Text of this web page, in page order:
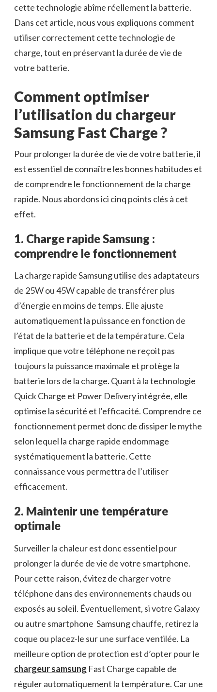
VIE
DE
BATTERIE
cette technologie abîme réellement la batterie.
Dans cet article, nous vous expliquons comment
utiliser correctement cette technologie de
charge, tout en préservant la durée de vie de
votre batterie.
Comment optimiser
l’utilisation du chargeur
Samsung Fast Charge ?
Pour prolonger la durée de vie de votre batterie, il
est essentiel de connaître les bonnes habitudes et
de comprendre le fonctionnement de la charge
rapide. Nous abordons ici cinq points clés à cet
effet.
1. Charge rapide Samsung :
comprendre le fonctionnement
La charge rapide Samsung utilise des adaptateurs
de 25W ou 45W capable de transférer plus
d’énergie en moins de temps. Elle ajuste
automatiquement la puissance en fonction de
l’état de la batterie et de la température. Cela
implique que votre téléphone ne reçoit pas
toujours la puissance maximale et protège la
batterie lors de la charge. Quant à la technologie
Quick Charge et Power Delivery intégrée, elle
optimise la sécurité et l’efficacité. Comprendre ce
fonctionnement permet donc de dissiper le mythe
selon lequel la charge rapide endommage
systématiquement la batterie. Cette
connaissance vous permettra de l’utiliser
efficacement.
2. Maintenir une température
optimale
Surveiller la chaleur est donc essentiel pour
prolonger la durée de vie de votre smartphone.
Pour cette raison, évitez de charger votre
téléphone dans des environnements chauds ou
exposés au soleil. Éventuellement, si votre Galaxy
ou autre smartphone Samsung chauffe, retirez la
coque ou placez-le sur une surface ventilée. La
meilleure option de protection est d’opter pour le
chargeur samsung Fast Charge capable de
réguler automatiquement la température. Car une